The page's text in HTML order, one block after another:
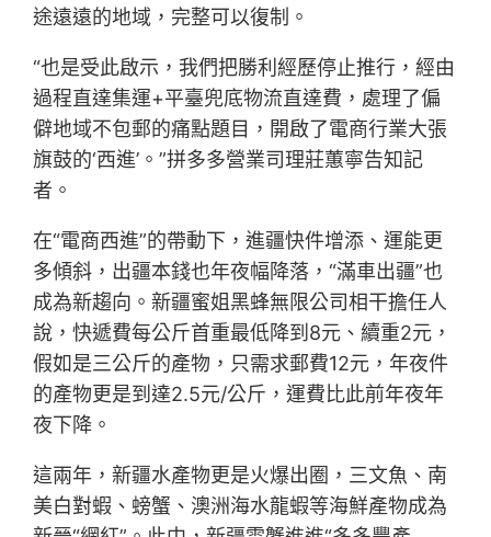
途遠遠的地域，完整可以復制。
“也是受此啟示，我們把勝利經歷停止推行，經由
過程直達集運+平臺兜底物流直達費，處理了偏
僻地域不包郵的痛點題目，開啟了電商行業大張
旗鼓的‘西進’。”拼多多營業司理莊蕙寧告知記
者。
在“電商西進”的帶動下，進疆快件增添、運能更
多傾斜，出疆本錢也年夜幅降落，“滿車出疆”也
成為新趨向。新疆蜜姐黑蜂無限公司相干擔任人
說，快遞費每公斤首重最低降到8元、續重2元，
假如是三公斤的產物，只需求郵費12元，年夜件
的產物更是到達2.5元/公斤，運費比此前年夜年
夜下降。
這兩年，新疆水產物更是火爆出圈，三文魚、南
美白對蝦、螃蟹、澳洲海水龍蝦等海鮮產物成為